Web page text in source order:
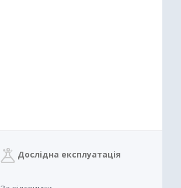
Дослідна експлуатація